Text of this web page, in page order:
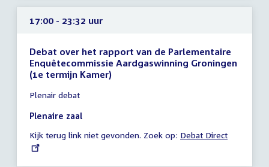
17:00 - 23:32 uur
Debat over het rapport van de Parlementaire
Enquêtecommissie Aardgaswinning Groningen
(1e termijn Kamer)
vergadering
17:00
23:32
uur
Plenair debat
Plenaire zaal
Kijk terug link niet gevonden. Zoek op: External
Debat Direct